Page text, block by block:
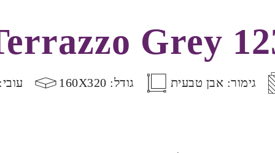
Grey
גימור: אבן טבעית גודל: 160X320 עובי: